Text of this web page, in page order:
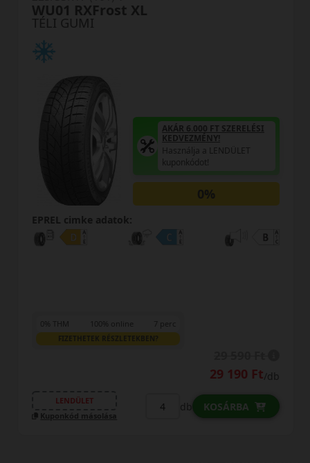
TÉLI GUMI
WU01 RXFrost XL
AKÁR 6.000 FT SZERELÉSI
KEDVEZMÉNY!
Használja a LENDÜLET
kuponkódot!
0%
EPREL cimke adatok:
0% THM 100% online 7 perc
FIZETHETEK RÉSZLETEKBEN?
29 190 Ft/db
LENDÜLET
Kuponkód másolása
db KOSÁRBA